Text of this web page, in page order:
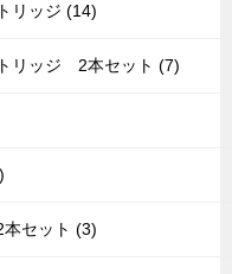
リッジ (14)
リッジ 2本セット (7)
セット (3)